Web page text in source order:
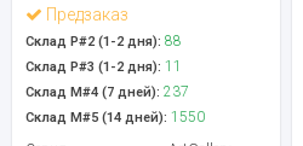
Предзаказ
Склад Р#2 (1-2 дня): 88
Склад Р#3 (1-2 дня): 11
Склад М#4 (7 дней): 237
Склад М#5 (14 дней): 1550